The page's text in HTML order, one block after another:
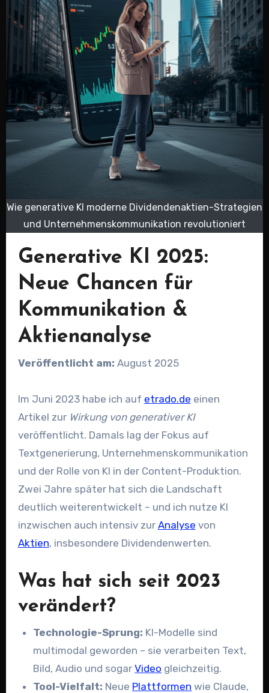
Wie generative KI moderne Dividendenaktien-Strategien
und Unternehmenskommunikation revolutioniert
Generative KI 2025:
Neue Chancen für
Kommunikation &
Aktienanalyse
Veröffentlicht am: August 2025
Im Juni 2023 habe ich auf etrado.de einen
Artikel zur Wirkung von generativer KI
veröffentlicht. Damals lag der Fokus auf
Textgenerierung, Unternehmenskommunikation
und der Rolle von KI in der Content-Produktion.
Zwei Jahre später hat sich die Landschaft
deutlich weiterentwickelt – und ich nutze KI
inzwischen auch intensiv zur Analyse von
Aktien, insbesondere Dividendenwerten.
Was hat sich seit 2023
verändert?
Technologie-Sprung: KI-Modelle sind
multimodal geworden – sie verarbeiten Text,
Bild, Audio und sogarVideo gleichzeitig.
Tool-Vielfalt: Neue Plattformen wie Claude,